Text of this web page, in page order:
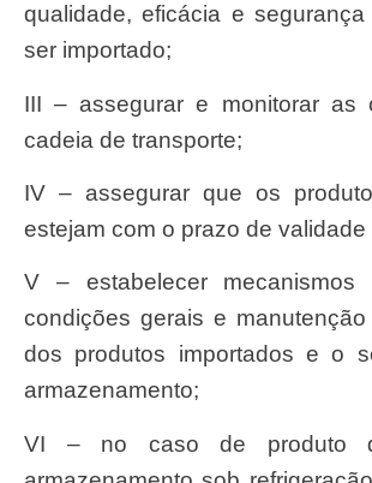
qualidade, eficácia e
ser importado;
III – assegurar e monitorar as condições da
cadeia de transporte;
IV – assegurar que os produtos importados
estejam com o prazo de validade
V – estabelecer mecanismos para garantir
condições gerais e
dos produtos importados e o
armazenamento;
VI – no caso de produto que requeira